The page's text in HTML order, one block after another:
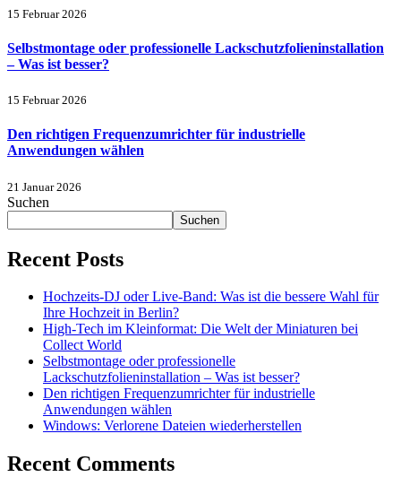
15 Februar 2026
Selbstmontage oder professionelle Lackschutzfolieninstallation
– Was ist besser?
15 Februar 2026
Den richtigen Frequenzumrichter für industrielle
Anwendungen wählen
21 Januar 2026
Suchen
Suchen
Recent Posts
Hochzeits-DJ oder Live-Band: Was ist die bessere Wahl für
Ihre Hochzeit in Berlin?
High-Tech im Kleinformat: Die Welt der Miniaturen bei
Collect World
Selbstmontage oder professionelle
Lackschutzfolieninstallation – Was ist besser?
Den richtigen Frequenzumrichter für industrielle
Anwendungen wählen
Windows: Verlorene Dateien wiederherstellen
Recent Comments